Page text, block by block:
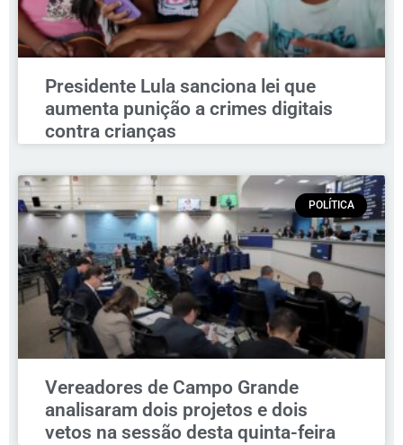
Presidente Lula sanciona lei que
aumenta punição a crimes digitais
contra crianças
POLÍTICA
Vereadores de Campo Grande
analisaram dois projetos e dois
vetos na sessão desta quinta-feira